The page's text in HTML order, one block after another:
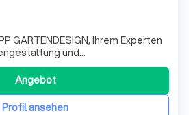
GARTENDESIGN, Ihrem Experten
und
Wir realisieren zeitlos attraktive
und Gewerbeflächen, die
sind, sondern auch Ihre
Unser Te
Profil ansehen
Angebot